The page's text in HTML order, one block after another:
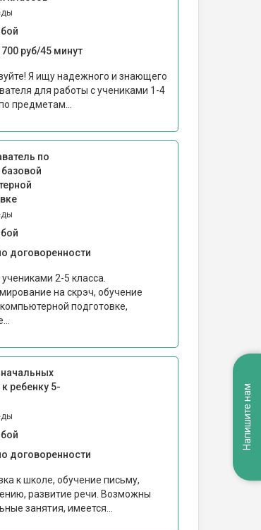
руб/45 минут
Я ищу надежного и знающего
для работы с учениками 1-4
предметам...
по
базовой
договоренности
2-5 класса.
на скрэч, обучение
подготовке,
ребенку 5-
договоренности
к школе, обучение письму,
развитие речи. Возможны
занятия, имеется...
Напишите нам